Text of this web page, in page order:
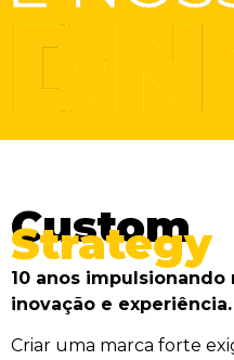
Custom
Strategy
10 anos
inovação e experiência.
Criar uma marca forte